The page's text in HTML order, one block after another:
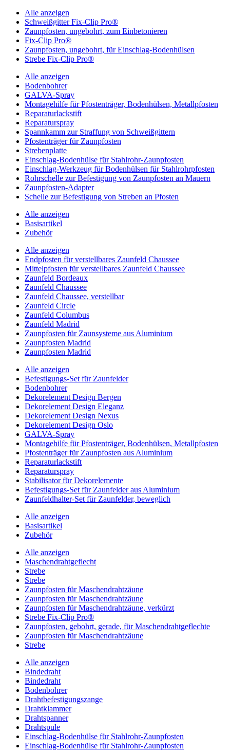
Alle anzeigen
Schweißgitter Fix-Clip Pro®
Zaunpfosten, ungebohrt, zum Einbetonieren
Fix-Clip Pro®
Zaunpfosten, ungebohrt, für Einschlag-Bodenhülsen
Strebe Fix-Clip Pro®
Alle anzeigen
Bodenbohrer
GALVA-Spray
Montagehilfe für Pfostenträger, Bodenhülsen, Metallpfosten
Reparaturlackstift
Reparaturspray
Spannkamm zur Straffung von Schweißgittern
Pfostenträger für Zaunpfosten
Strebenplatte
Einschlag-Bodenhülse für Stahlrohr-Zaunpfosten
Einschlag-Werkzeug für Bodenhülsen für Stahlrohrpfosten
Rohrschelle zur Befestigung von Zaunpfosten an Mauern
Zaunpfosten-Adapter
Schelle zur Befestigung von Streben an Pfosten
Alle anzeigen
Basisartikel
Zubehör
Alle anzeigen
Endpfosten für verstellbares Zaunfeld Chaussee
Mittelpfosten für verstellbares Zaunfeld Chaussee
Zaunfeld Bordeaux
Zaunfeld Chaussee
Zaunfeld Chaussee, verstellbar
Zaunfeld Circle
Zaunfeld Columbus
Zaunfeld Madrid
Zaunpfosten für Zaunsysteme aus Aluminium
Zaunpfosten Madrid
Zaunpfosten Madrid
Alle anzeigen
Befestigungs-Set für Zaunfelder
Bodenbohrer
Dekorelement Design Bergen
Dekorelement Design Eleganz
Dekorelement Design Nexus
Dekorelement Design Oslo
GALVA-Spray
Montagehilfe für Pfostenträger, Bodenhülsen, Metallpfosten
Pfostenträger für Zaunpfosten aus Aluminium
Reparaturlackstift
Reparaturspray
Stabilisator für Dekorelemente
Befestigungs-Set für Zaunfelder aus Aluminium
Zaunfeldhalter-Set für Zaunfelder, beweglich
Alle anzeigen
Basisartikel
Zubehör
Alle anzeigen
Maschendrahtgeflecht
Strebe
Strebe
Zaunpfosten für Maschendrahtzäune
Zaunpfosten für Maschendrahtzäune
Zaunpfosten für Maschendrahtzäune, verkürzt
Strebe Fix-Clip Pro®
Zaunpfosten, gebohrt, gerade, für Maschendrahtgeflechte
Zaunpfosten für Maschendrahtzäune
Strebe
Alle anzeigen
Bindedraht
Bindedraht
Bodenbohrer
Drahtbefestigungszange
Drahtklammer
Drahtspanner
Drahtspule
Einschlag-Bodenhülse für Stahlrohr-Zaunpfosten
Einschlag-Bodenhülse für Stahlrohr-Zaunpfosten